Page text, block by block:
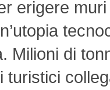
erigere
Milioni di
turistici